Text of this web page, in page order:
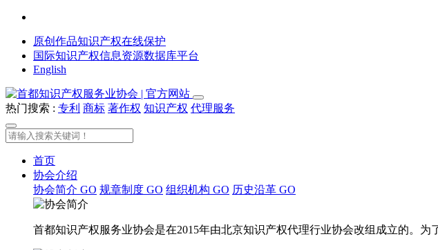
原创作品知识产权在线保护
国际知识产权信息资源数据库平台
English
热门搜索 : 专利 商标 著作权 知识产权 代理服务
首页
协会介绍
协会简介 GO 规章制度 GO 组织机构 GO 历史沿革 GO
首都知识产权服务业协会是在2015年由北京知识产权代理行业协会改组成立的。